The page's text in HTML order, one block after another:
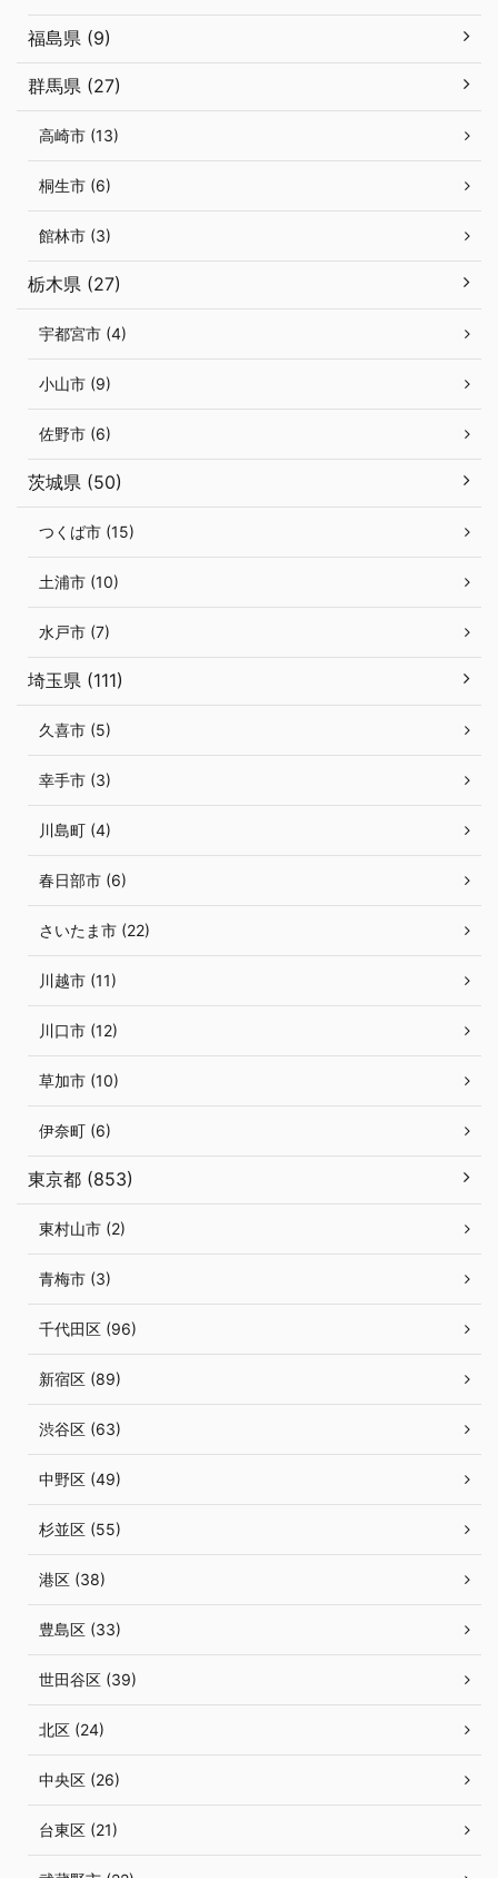
福島県 (9)
群馬県 (27)
高崎市 (13)
桐生市 (6)
館林市 (3)
栃木県 (27)
宇都宮市 (4)
小山市 (9)
佐野市 (6)
茨城県 (50)
つくば市 (15)
土浦市 (10)
水戸市 (7)
埼玉県 (111)
久喜市 (5)
幸手市 (3)
川島町 (4)
春日部市 (6)
さいたま市 (22)
川越市 (11)
川口市 (12)
草加市 (10)
伊奈町 (6)
東京都 (853)
東村山市 (2)
青梅市 (3)
千代田区 (96)
新宿区 (89)
渋谷区 (63)
中野区 (49)
杉並区 (55)
港区 (38)
豊島区 (33)
世田谷区 (39)
北区 (24)
中央区 (26)
台東区 (21)